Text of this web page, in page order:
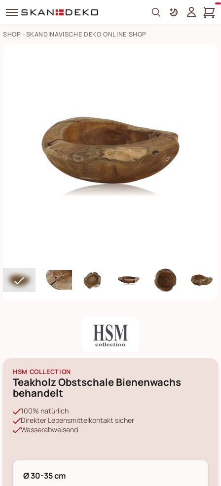
Search
SHOP SKANDINAVISCHE DEKO ONLINE SHOP
HSM COLLECTION
Teakholz Obstschale Bienenwachs
behandelt
100% natürlich
Direkter Lebensmittelkontakt sicher
Wasserabweisend
Ø 30-35 cm